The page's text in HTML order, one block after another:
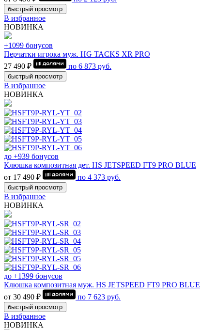
быстрый просмотр
В избранное
НОВИНКА
+1099 бонусов
Перчатки игрока муж. HG TACKS XR PRO
27 490 ₽
по 6 873 руб.
быстрый просмотр
В избранное
НОВИНКА
до +939 бонусов
Клюшка композитная дет. HS JETSPEED FT9 PRO BLUE
от 17 490 ₽
по 4 373 руб.
быстрый просмотр
В избранное
НОВИНКА
до +1399 бонусов
Клюшка композитная муж. HS JETSPEED FT9 PRO BLUE
от 30 490 ₽
по 7 623 руб.
быстрый просмотр
В избранное
НОВИНКА